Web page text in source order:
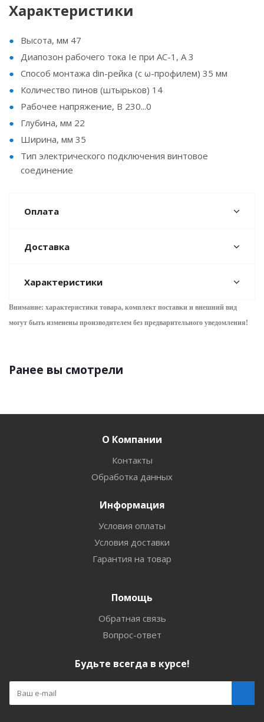
Характеристики
Высота, мм 47
Диапозон рабочего тока Ie при AC-1, А 3
Способ монтажа din-рейка (с ω-профилем) 35 мм
Количество пинов (штырьков) 14
Рабочее напряжение, В 230...0
Глубина, мм 22
Ширина, мм 35
Тип электрического подключения винтовое
соединение
Оплата
Доставка
Характеристики
Внимание: характеристики товара, комплект поставки и внешний вид
могут быть изменены производителем без предварительного уведомления!
Ранее вы смотрели
О Компании
Контакты
Обработка данных
Информация
Условия оплаты
Условия доставки
Гарантия на товар
Помощь
Обратная связь
Вопрос-ответ
Будьте всегда в курсе!